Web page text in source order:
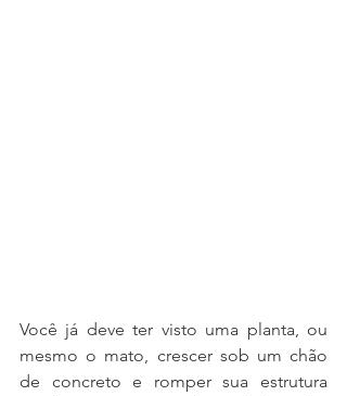
Você já deve ter visto uma planta, ou
mesmo o mato, crescer sob um chão
de concreto e romper sua estrutura